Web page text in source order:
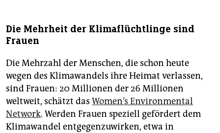
Die Mehrheit der Klimaflüchtlinge sind
Frauen
Die Mehrzahl der Menschen, die schon heute
wegen des Klimawandels ihre Heimat verlassen,
sind Frauen: 20 Millionen der 26 Millionen
weltweit, schätzt das Women’s Environmental
Network. Werden Frauen speziell gefördert dem
Klimawandel entgegenzuwirken, etwa in